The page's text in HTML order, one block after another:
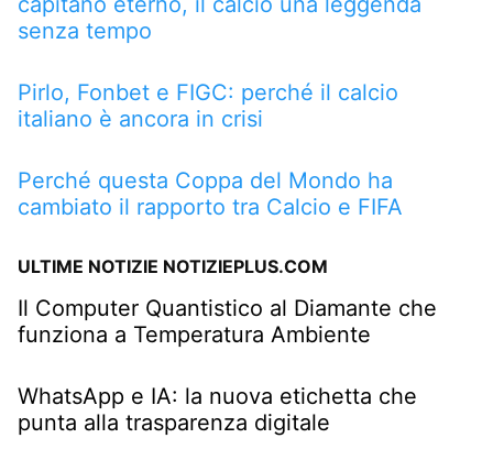
senza tempo
Pirlo, Fonbet e FIGC: perché il calcio
italiano è ancora in crisi
Perché questa Coppa del Mondo ha
cambiato il rapporto tra Calcio e FIFA
ULTIME NOTIZIE NOTIZIEPLUS.COM
Il Computer Quantistico al Diamante che
funziona a Temperatura Ambiente
WhatsApp e IA: la nuova etichetta che
punta alla trasparenza digitale